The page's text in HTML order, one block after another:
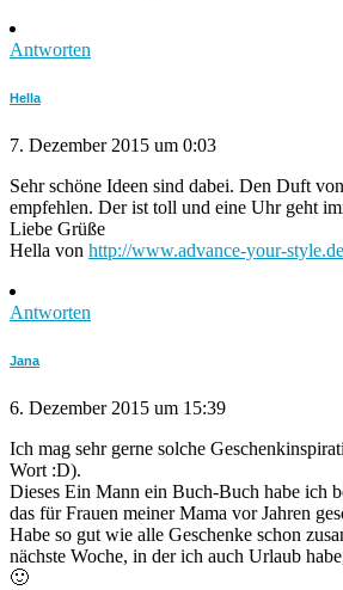
Antworten
Hella
7. Dezember 2015 um 0:03
Sehr schöne Ideen sind dabei. Den Duft
empfehlen. Der ist toll und eine Uhr geht
Liebe Grüße
Hella von http://www.advance-your-style.de
Antworten
Jana
6. Dezember 2015 um 15:39
Ich mag sehr gerne solche
Wort :D).
Dieses Ein Mann ein Buch-Buch habe ich
das für Frauen meiner Mama vor Jahren
Habe so gut wie alle Geschenke schon
nächste Woche, in der ich auch Urlaub
🙂